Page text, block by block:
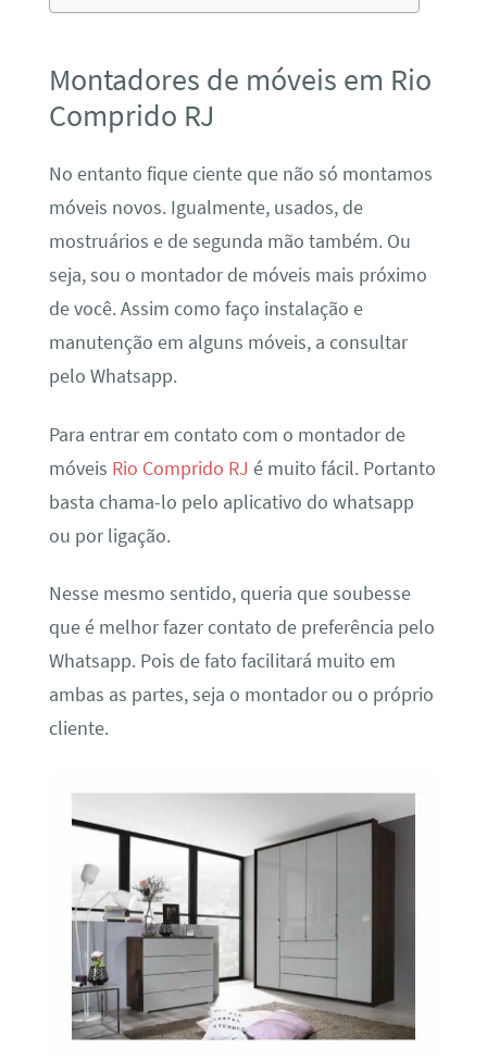
Montadores de móveis em Rio
Comprido RJ
No entanto fique ciente que não só montamos
móveis novos. Igualmente, usados, de
mostruários e de segunda mão também. Ou
seja, sou o montador de móveis mais próximo
de você. Assim como faço instalação e
manutenção em alguns móveis, a consultar
pelo Whatsapp.
Para entrar em contato com o montador de
móveis Rio Comprido RJ é muito fácil. Portanto
basta chama-lo pelo aplicativo do whatsapp
ou por ligação.
Nesse mesmo sentido, queria que soubesse
que é melhor fazer contato de preferência pelo
Whatsapp. Pois de fato facilitará muito em
ambas as partes, seja o montador ou o próprio
cliente.